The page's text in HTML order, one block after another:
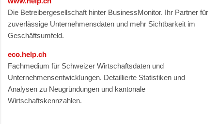
Die Betreibergesellschaft hinter BusinessMonitor. Ihr Partner für
zuverlässige Unternehmensdaten und mehr Sichtbarkeit im
Geschäftsumfeld.
eco.help.ch
Fachmedium für Schweizer Wirtschaftsdaten und
Unternehmensentwicklungen. Detaillierte Statistiken und
Analysen zu Neugründungen und kantonale
Wirtschaftskennzahlen.